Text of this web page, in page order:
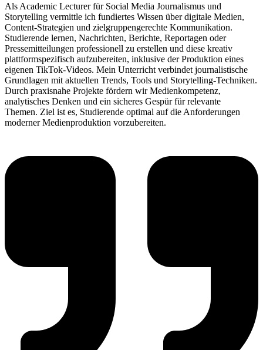
Als Academic Lecturer für Social Media Journalismus und
Storytelling vermittle ich fundiertes Wissen über digitale Medien,
Content-Strategien und zielgruppengerechte Kommunikation.
Studierende lernen, Nachrichten, Berichte, Reportagen oder
Pressemitteilungen professionell zu erstellen und diese kreativ
plattformspezifisch aufzubereiten, inklusive der Produktion eines
eigenen TikTok-Videos. Mein Unterricht verbindet journalistische
Grundlagen mit aktuellen Trends, Tools und Storytelling-Techniken.
Durch praxisnahe Projekte fördern wir Medienkompetenz,
analytisches Denken und ein sicheres Gespür für relevante
Themen. Ziel ist es, Studierende optimal auf die Anforderungen
moderner Medienproduktion vorzubereiten.